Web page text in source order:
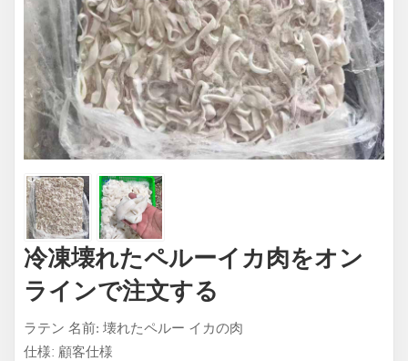
冷凍壊れたペルーイカ肉をオン
ラインで注文する
ラテン 名前: 壊れたペルー イカの肉
仕様: 顧客仕様